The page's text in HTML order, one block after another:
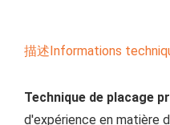
描述Informations
Technique de placage
d'expérience en matière